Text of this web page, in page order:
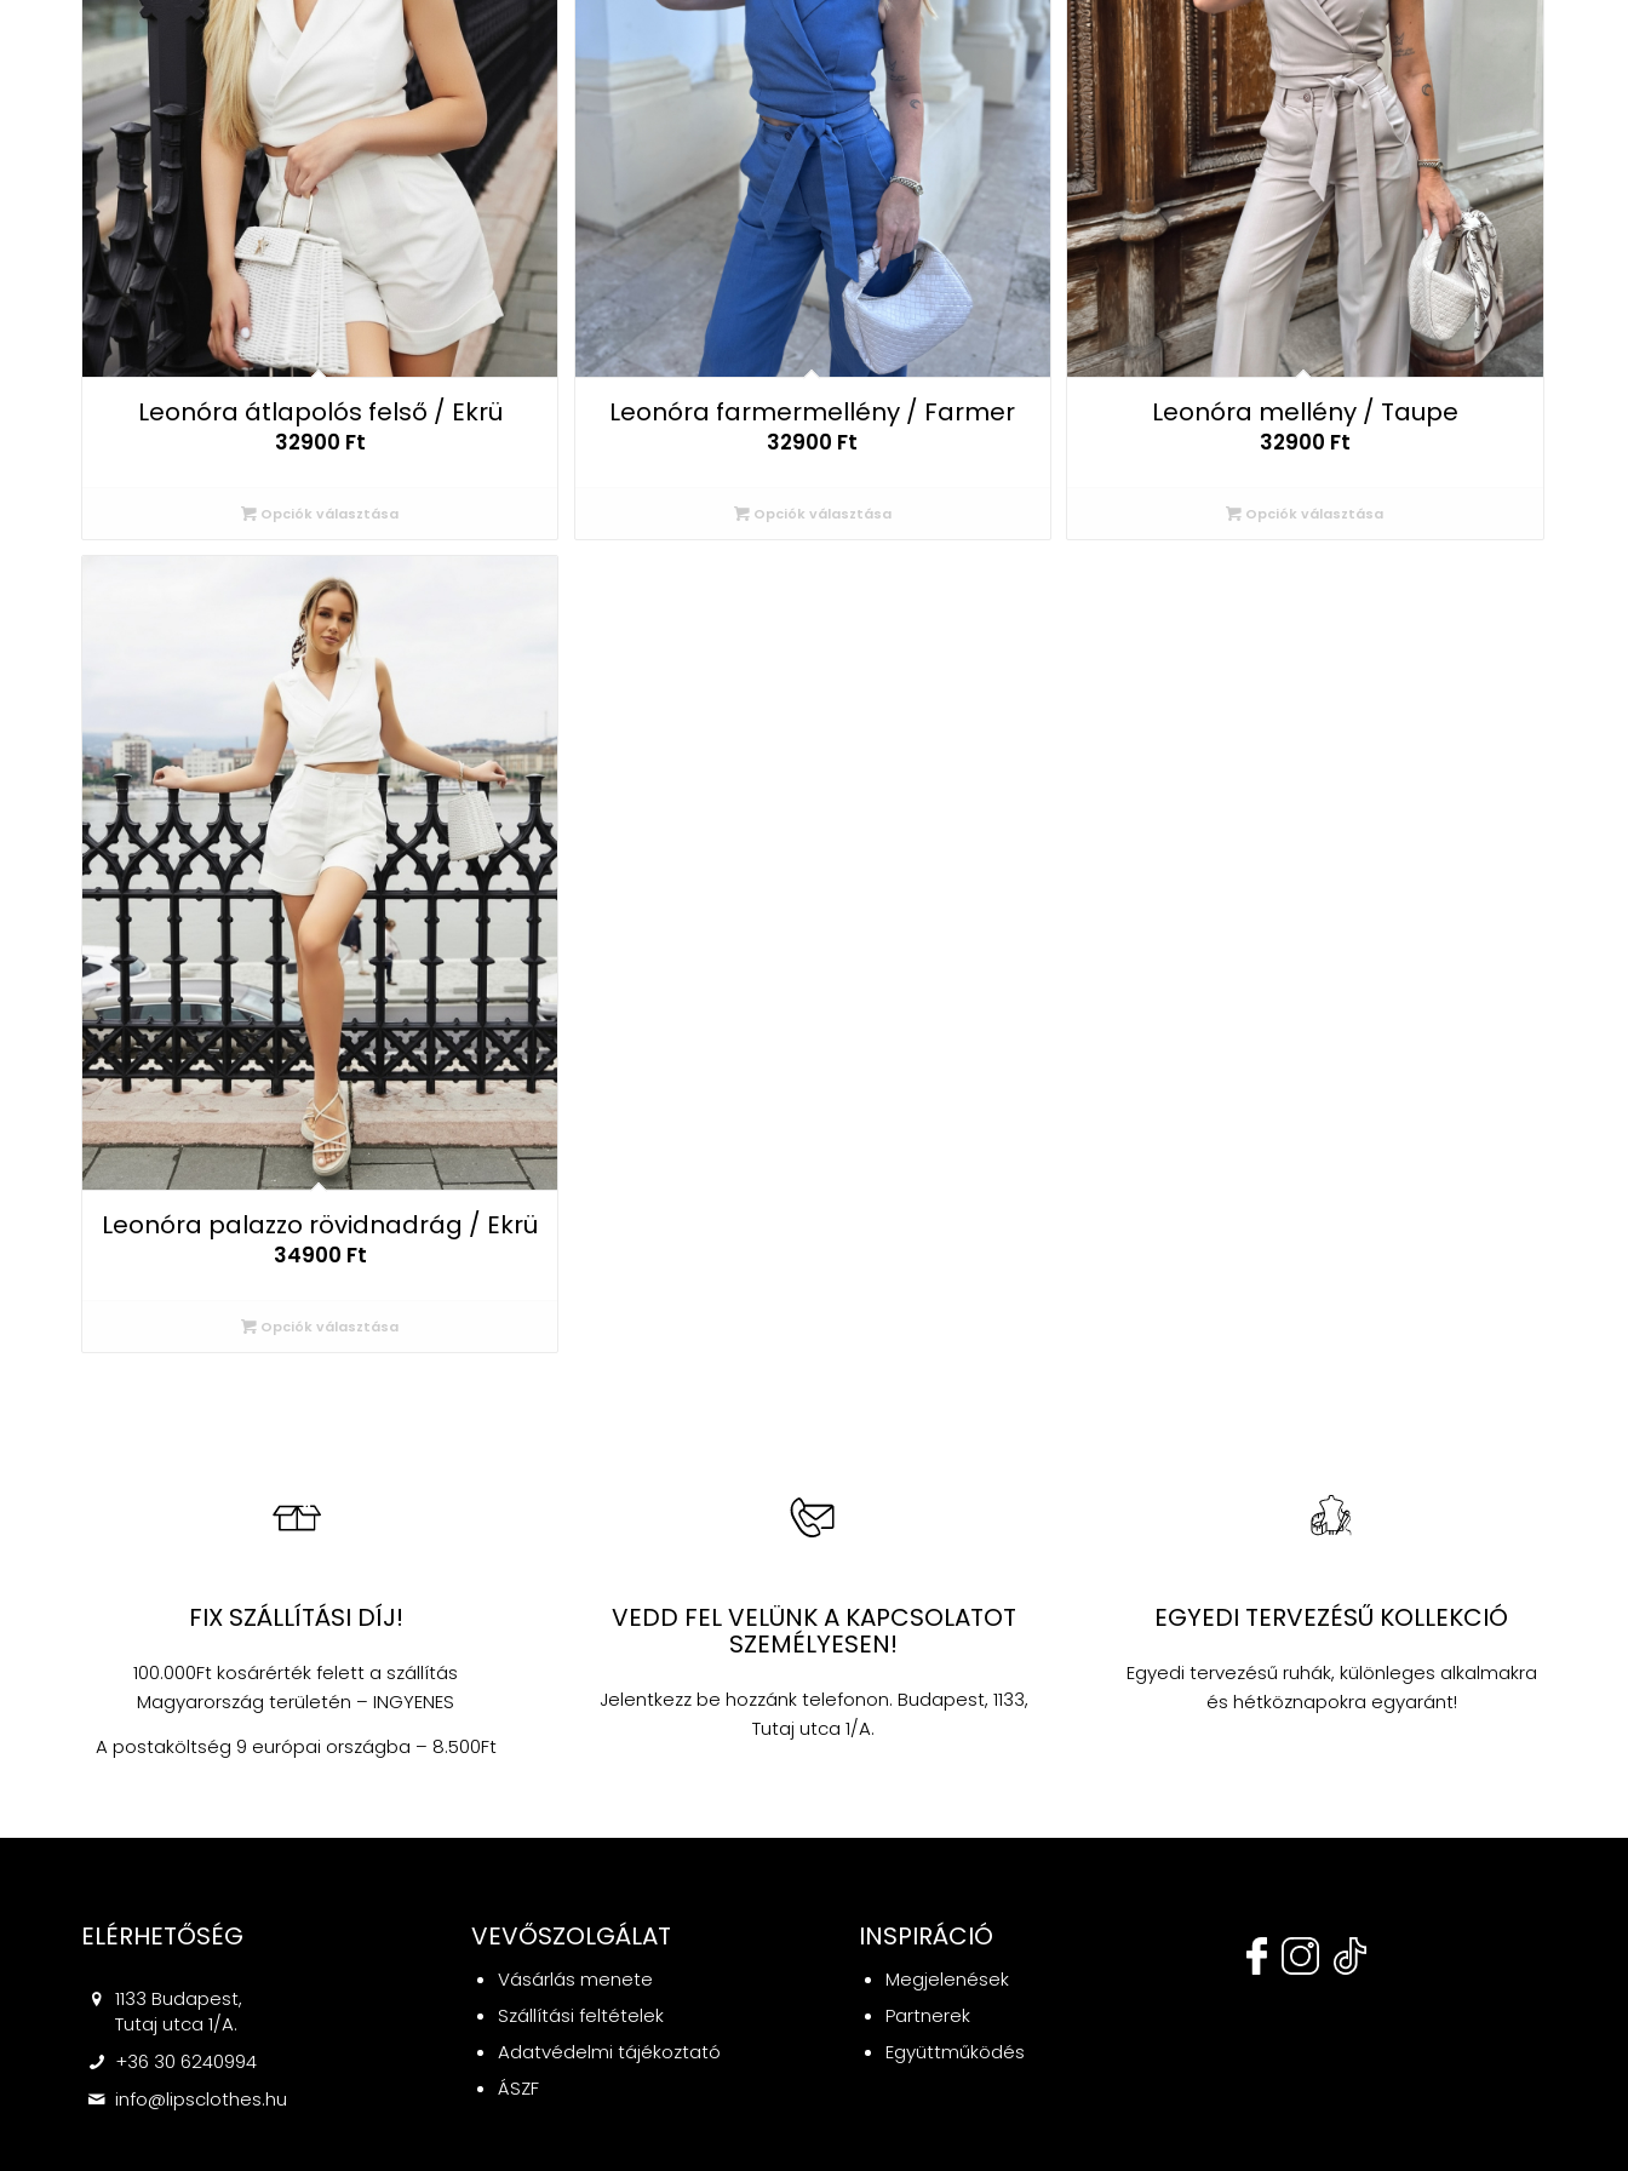
Leonóra átlapolós felső / Ekrü
32900 Ft
Opciók választása
Leonóra farmermellény / Farmer
32900 Ft
Opciók választása
Leonóra mellény / Taupe
32900 Ft
Opciók választása
Leonóra palazzo rövidnadrág / Ekrü
34900 Ft
Opciók választása
FIX SZÁLLÍTÁSI DÍJ!
100.000Ft kosárérték felett a szállítás
Magyarország területén – INGYENES
A postaköltség 9 európai országba – 8.500Ft
VEDD FEL VELÜNK A KAPCSOLATOT
SZEMÉLYESEN!
Jelentkezz be hozzánk telefonon. Budapest, 1133,
Tutaj utca 1/A.
EGYEDI TERVEZÉSŰ KOLLEKCIÓ
Egyedi tervezésű ruhák, különleges alkalmakra
és hétköznapokra egyaránt!
ELÉRHETŐSÉG
1133 Budapest,
Tutaj utca 1/A.
+36 30 6240994
info@lipsclothes.hu
VEVŐSZOLGÁLAT
Vásárlás menete
Szállítási feltételek
Adatvédelmi tájékoztató
ÁSZF
INSPIRÁCIÓ
Megjelenések
Partnerek
Együttműködés